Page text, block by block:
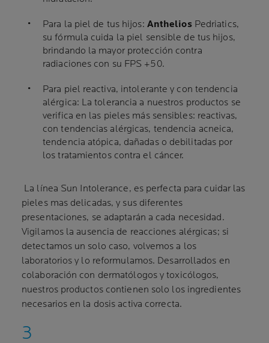
Para la piel de tus hijos: AntheliosPedriatics,
su fórmula cuida la piel sensible de tus hijos,
brindando la mayor protección contra
radiaciones con su FPS +50.
Para piel reactiva, intolerante y con tendencia
alérgica: La tolerancia a nuestros productos se
verifica en las pieles más sensibles: reactivas,
con tendencias alérgicas, tendencia acneica,
tendencia atópica, dañadas o debilitadas por
los tratamientos contra el cáncer.
La línea Sun Intolerance, es perfecta para cuidar las
pieles mas delicadas, y sus diferentes
presentaciones, se adaptarán a cada necesidad.
Vigilamos la ausencia de reacciones alérgicas; si
detectamos un solo caso, volvemos a los
laboratorios y lo reformulamos. Desarrollados en
colaboración con dermatólogos y toxicólogos,
nuestros productos contienen solo los ingredientes
necesarios en la dosis activa correcta.